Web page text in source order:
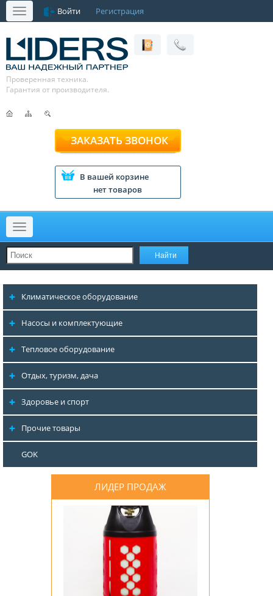
Меню Войти Регистрация
Проверенная техника.
Гарантия от производителя.
ЗАКАЗАТЬ ЗВОНОК
В вашей корзине
нет товаров
Меню
Климатическое оборудование
Насосы и комплектующие
Тепловое оборудование
Отдых, туризм, дача
Здоровье и спорт
Прочие товары
GOK
ЛИДЕР ПРОДАЖ